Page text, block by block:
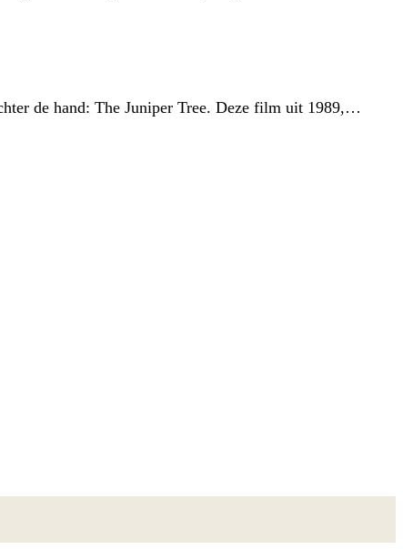
de hand: The Juniper Tree. Deze film uit 1989,…